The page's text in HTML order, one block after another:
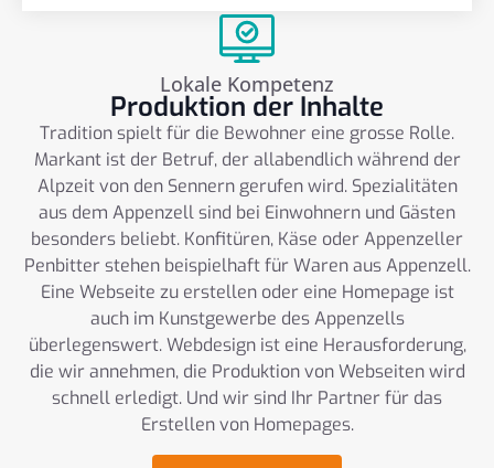
Lokale Kompetenz
Produktion der Inhalte
Tradition spielt für die Bewohner eine grosse Rolle.
Markant ist der Betruf, der allabendlich während der
Alpzeit von den Sennern gerufen wird. Spezialitäten
aus dem Appenzell sind bei Einwohnern und Gästen
besonders beliebt. Konfitüren, Käse oder Appenzeller
Penbitter stehen beispielhaft für Waren aus Appenzell.
Eine Webseite zu erstellen oder eine Homepage ist
auch im Kunstgewerbe des Appenzells
überlegenswert. Webdesign ist eine Herausforderung,
die wir annehmen, die Produktion von Webseiten wird
schnell erledigt. Und wir sind Ihr Partner für das
Erstellen von Homepages.